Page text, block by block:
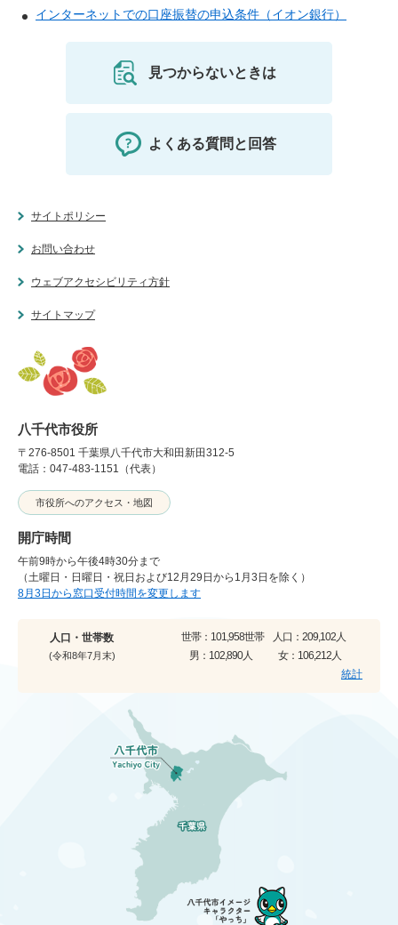
インターネットでの口座振替の申込条件（イオン銀行）
見つからないときは
よくある質問と回答
サイトポリシー
お問い合わせ
ウェブアクセシビリティ方針
サイトマップ
八千代市役所
〒276-8501 千葉県八千代市大和田新田312-5
電話：047-483-1151（代表）
市役所へのアクセス・地図
開庁時間
午前9時から午後4時30分まで
（土曜日・日曜日・祝日および12月29日から1月3日を除く）
8月3日から窓口受付時間を変更します
人口・世帯数
(令和8年7月末)
世帯： 101,958世帯 人口： 209,102人
男： 102,890人 女： 106,212人
統計